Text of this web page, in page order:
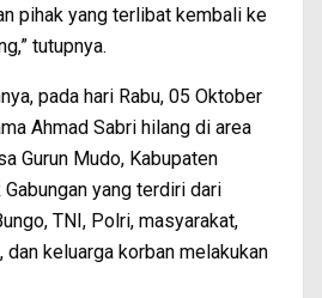
pihak yang terlibat kembali ke
tutupnya.
pada hari Rabu, 05 Oktober
Ahmad Sabri hilang di area
Gurun Mudo, Kabupaten
Gabungan yang terdiri dari
TNI, Polri, masyarakat,
dan keluarga korban melakukan